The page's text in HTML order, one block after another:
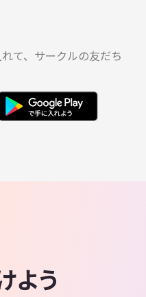
て、サークルの友だち
よう